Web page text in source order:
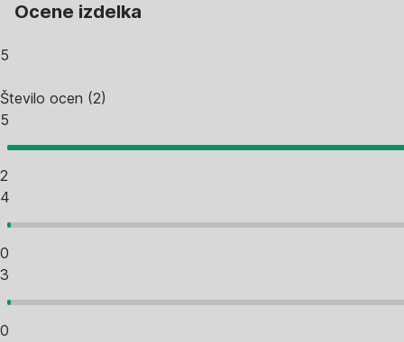
Ocene izdelka
5
Število ocen (2)
5
2
4
0
3
0